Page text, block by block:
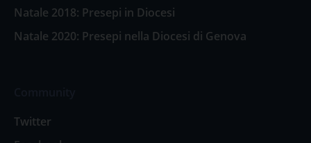
Natale 2018: Presepi in Diocesi
Natale 2020: Presepi nella Diocesi di Genova
Twitter